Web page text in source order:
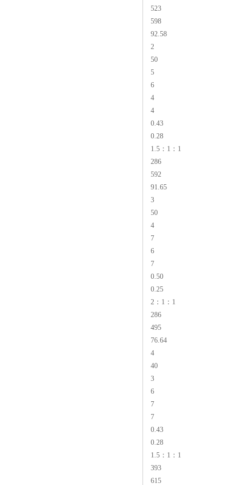
523
598
92.58
2
50
5
6
4
4
0.43
0.28
1.5：1：1
286
592
91.65
3
50
4
7
6
7
0.50
0.25
2：1：1
286
495
76.64
4
40
3
6
7
7
0.43
0.28
1.5：1：1
393
615